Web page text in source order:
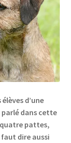
d’une
dans cette
pattes,
dire aussi